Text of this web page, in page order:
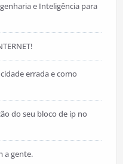
e Inteligência para
errada e como
do seu bloco de ip no
a gente.